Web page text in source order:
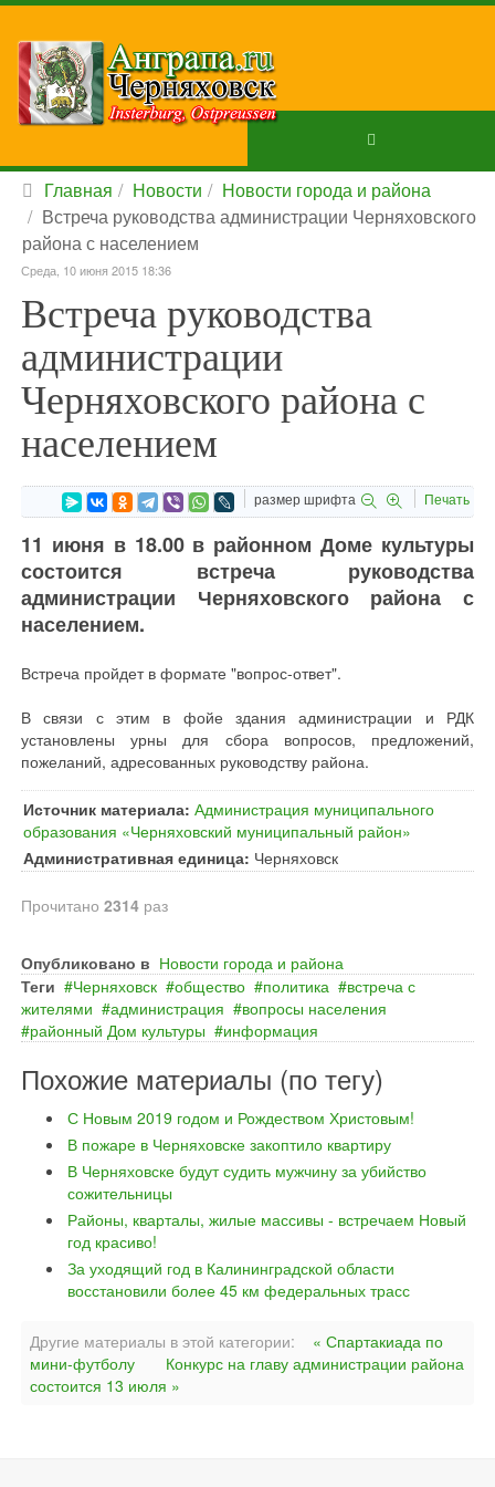
Главная Новости
Новости города и района
Встреча руководства администрации Черняховского
района с населением
Среда, 10 июня 2015 18:36
Встреча руководства
администрации
Черняховского района с
населением
размер шрифта Печать
11 июня в 18.00 в районном Доме культуры
состоится встреча руководства
администрации Черняховского района с
населением.
Встреча пройдет в формате "вопрос-ответ".
В связи с этим в фойе здания администрации и РДК
установлены урны для сбора вопросов, предложений,
пожеланий, адресованных руководству района.
Источник материала: Администрация муниципального
образования «Черняховский муниципальный район»
Административная единица: Черняховск
Прочитано 2314 раз
Опубликовано в Новости города и района
Теги
Черняховск общество политика
встреча с
жителями
администрация
вопросы населения
районный Дом культуры
информация
Похожие материалы (по тегу)
С Новым 2019 годом и Рождеством Христовым!
В пожаре в Черняховске закоптило квартиру
В Черняховске будут судить мужчину за убийство
сожительницы
Районы, кварталы, жилые массивы - встречаем Новый
год красиво!
За уходящий год в Калининградской области
восстановили более 45 км федеральных трасс
Другие материалы в этой категории:
« Спартакиада по
мини-футболу
Конкурс на главу администрации района
состоится 13 июля »